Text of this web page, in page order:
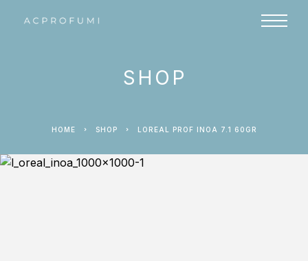
SHOP
HOME SHOP LOREAL PROF INOA 7.1 60GR